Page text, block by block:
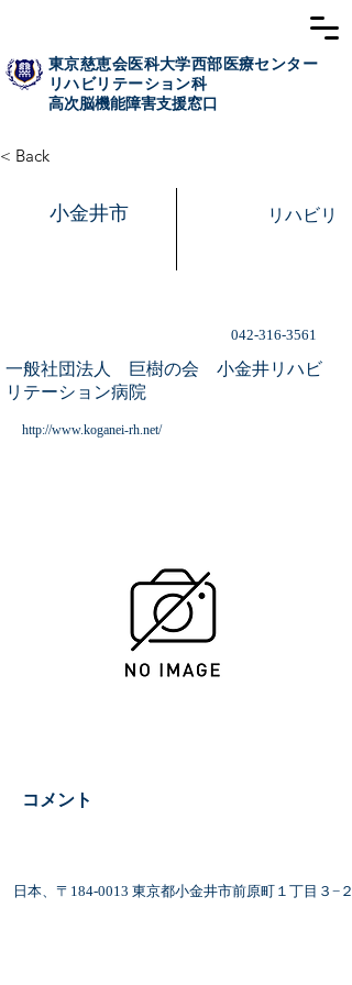
東京慈恵会医科大学西部医療センター
リハビリテーション科
高次脳​機能障害支援窓口
小金井市 リハビリ
042-316-3561
一般社団法人 巨樹の会 小金井リハビ
リテーション病院
http://www.koganei-rh.net/
< Back
​コメント
日本、〒184-0013 東京都小金井市前原町１丁目３−２